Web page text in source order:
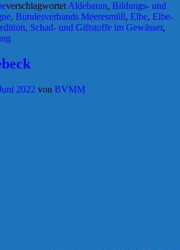
verschlagwortet Aldebaran, Bildungs- und
, Bundesverbands Meeresmüll, Elbe, Elbe-
, Schad- und Giftstoffe im Gewässer,
2022 von BVMM